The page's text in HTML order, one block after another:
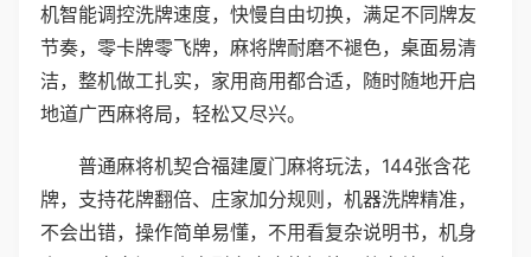
机智能调控洗牌速度，快慢自由切换，满足不同牌友
节奏，零卡牌零飞牌，麻将牌耐磨不褪色，桌面易清
洁，整机做工扎实，家用商用都合适，随时随地开启
地道广西麻将局，轻松又尽兴。
普通麻将机契合福建厦门麻将玩法，144张含花
牌，支持花牌翻倍、庄家加分规则，机器洗牌精准，
不会出错，操作简单易懂，不用看复杂说明书，机身